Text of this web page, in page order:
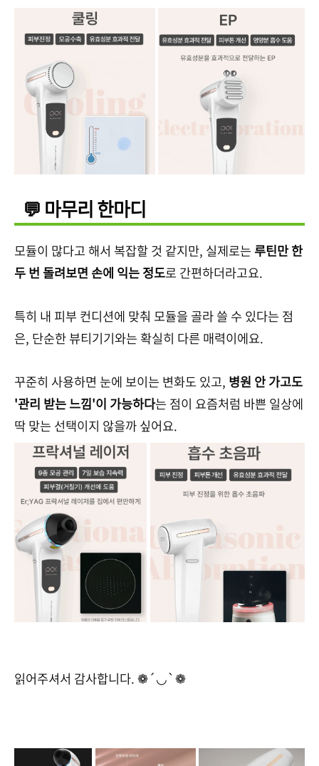
💬 마무리 한마디
모듈이 많다고 해서 복잡할 것 같지만, 실제로는루틴만 한
두 번 돌려보면 손에 익는 정도로 간편하더라고요.
특히 내 피부 컨디션에 맞춰 모듈을 골라 쓸 수 있다는 점
은, 단순한 뷰티기기와는 확실히 다른 매력이에요.
꾸준히 사용하면 눈에 보이는 변화도 있고, 병원 안 가고도
'관리 받는 느낌'이 가능하다는 점이 요즘처럼 바쁜 일상에
딱 맞는 선택이지 않을까 싶어요.
읽어주셔서 감사합니다. ❁´◡`❁